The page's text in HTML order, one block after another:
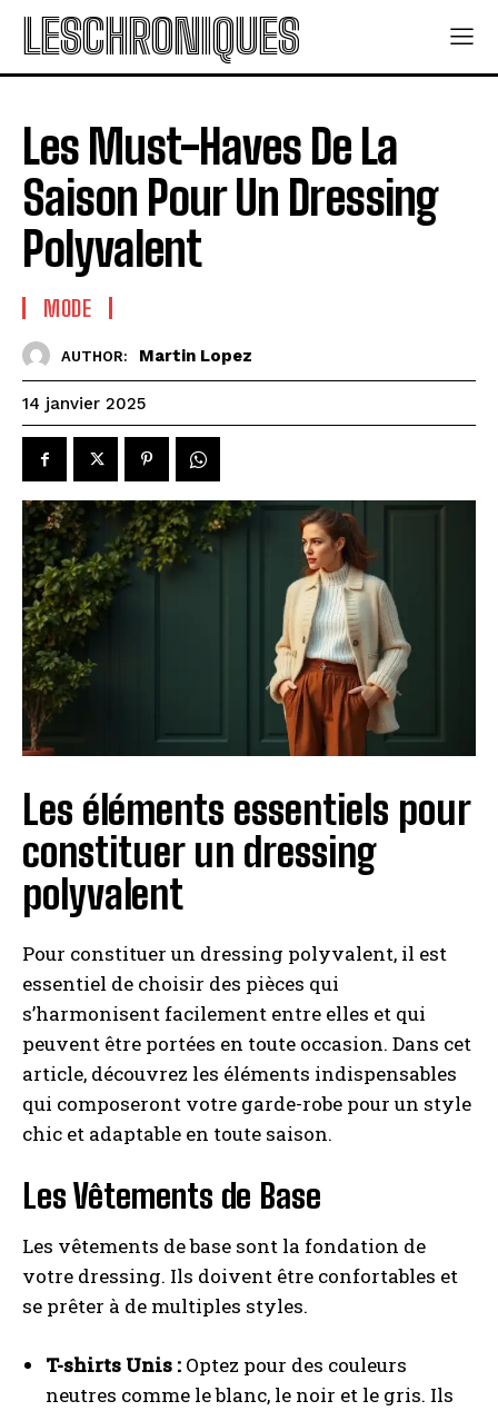
LESCHRONIQUES
Les Must-Haves De La
Saison Pour Un Dressing
Polyvalent
MODE
AUTHOR: Martin Lopez
14 janvier 2025
Les éléments essentiels pour
constituer un dressing
polyvalent
Pour constituer un dressing polyvalent, il est
essentiel de choisir des pièces qui
s’harmonisent facilement entre elles et qui
peuvent être portées en toute occasion. Dans cet
article, découvrez les éléments indispensables
qui composeront votre garde-robe pour un style
chic et adaptable en toute saison.
Les Vêtements de Base
Les vêtements de base sont la fondation de
votre dressing. Ils doivent être confortables et
se prêter à de multiples styles.
T-shirts Unis : Optez pour des couleurs
neutres comme le blanc, le noir et le gris. Ils